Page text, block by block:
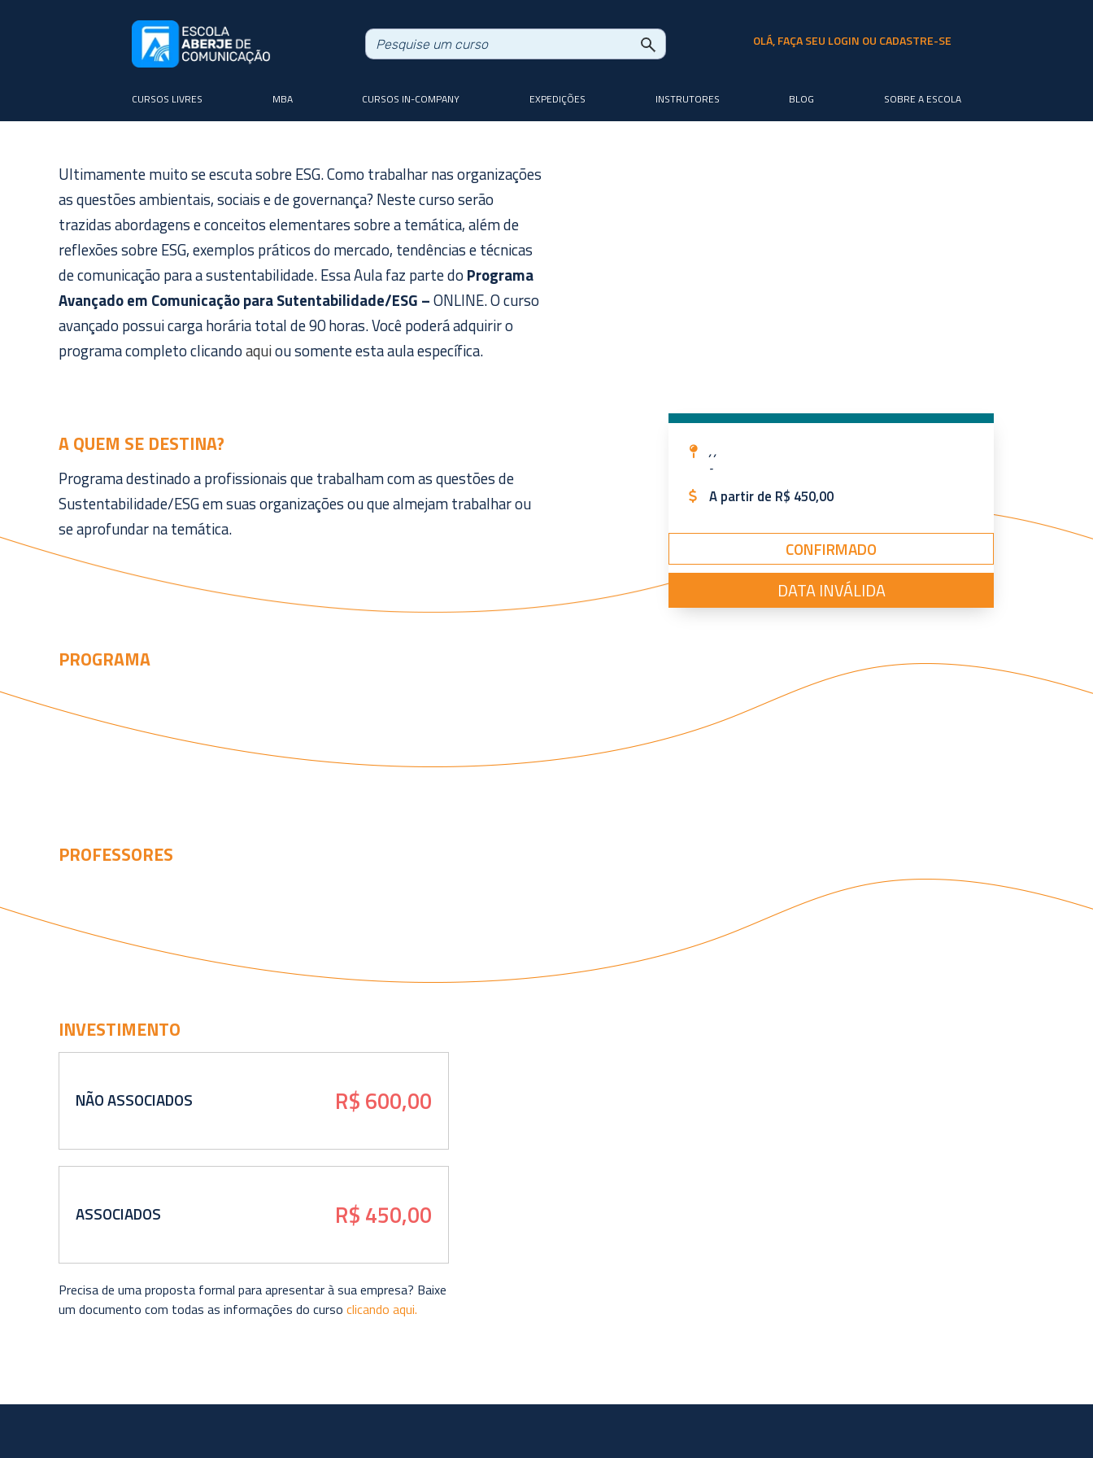
OLÁ, FAÇA SEU LOGIN OU CADASTRE-SE
CURSOS LIVRES MBA CURSOS IN-COMPANY EXPEDIÇÕES INSTRUTORES BLOG SOBRE A ESCOLA
, ,
-
A partir de R$ 450,00
CONFIRMADO
DATA INVÁLIDA
Ultimamente muito se escuta sobre ESG. Como trabalhar nas organizações
as questões ambientais, sociais e de governança? Neste curso serão
trazidas abordagens e conceitos elementares sobre a temática, além de
reflexões sobre ESG, exemplos práticos do mercado, tendências e técnicas
de comunicação para a sustentabilidade. Essa Aula faz parte doPrograma
Avançado em Comunicação para Sutentabilidade/ESG –ONLINE. O curso
avançado possui carga horária total de 90 horas. Você poderá adquirir o
programa completo clicandoaquiou somente esta aula específica.
A QUEM SE DESTINA?
Programa destinado a profissionais que trabalham com as questões de
Sustentabilidade/ESG em suas organizações ou que almejam trabalhar ou
se aprofundar na temática.
PROGRAMA
PROFESSORES
INVESTIMENTO
ASSOCIADOS R$ 450,00
NÃO ASSOCIADOS R$ 600,00
Precisa de uma proposta formal para apresentar à sua empresa? Baixe
um documento com todas as informações do curso clicando aqui.